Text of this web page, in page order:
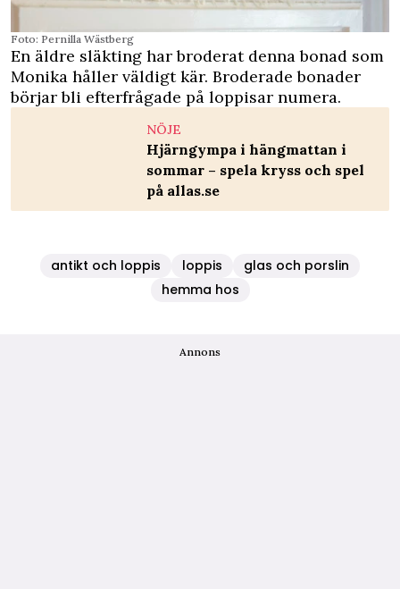
Foto: Pernilla Wästberg
En äldre släkting har broderat denna bonad som
Monika håller väldigt kär. Broderade bonader
börjar bli efterfrågade på loppisar numera.
NÖJE
Hjärngympa i hängmattan i
sommar – spela kryss och spel
på allas.se
antikt och loppis loppis
glas och porslin
hemma hos
Annons